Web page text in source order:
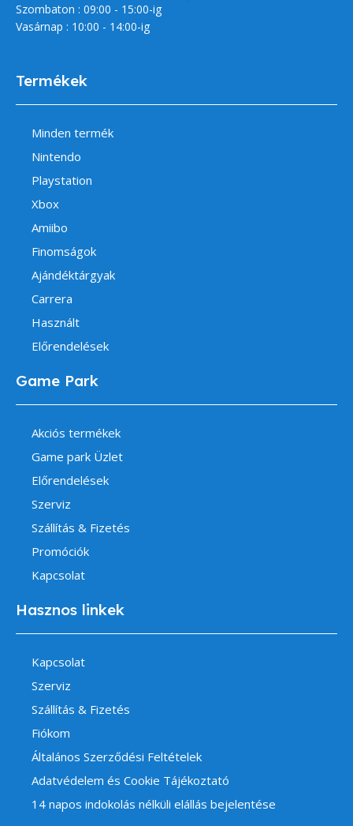
Szombaton : 09:00 - 15:00-ig
Vasárnap : 10:00 - 14:00-ig
Termékek
Minden termék
Nintendo
Playstation
Xbox
Amiibo
Finomságok
Ajándéktárgyak
Carrera
Használt
Előrendelések
Game Park
Akciós termékek
Game park Üzlet
Előrendelések
Szerviz
Szállítás & Fizetés
Promóciók
Kapcsolat
Hasznos linkek
Kapcsolat
Szerviz
Szállítás & Fizetés
Fiókom
Általános Szerződési Feltételek
Adatvédelem és Cookie Tájékoztató
14 napos indokolás nélküli elállás bejelentése